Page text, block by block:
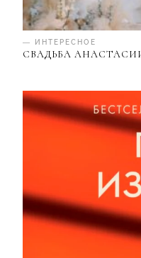
— ИНТЕРЕСНОЕ
СВАДЬБА АНАСТАСИИ